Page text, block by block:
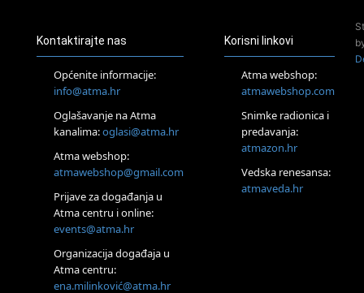
Tečaj Višeg Vodstva, razvijanja intuicije i Akaša zapisa
25.08.
Upisi u program Profesionalni hipnoterapeut — nova
generacija kreće 25.08. 2026.
Online
Visoko
Alemka Dauskardt – Jednodnevna radionica sistemskih
konstelacija
HOD PO ŽERAVICI – Seminar koji mijenja tijelo, duh i um
SoulFest – Festival glazbe, mudrosti i zajedništva
Kontaktirajte nas
Općenite informacije:
info@atma.hr
Oglašavanje na Atma
kanalima:oglasi@atma.hr
Atma webshop:
atmawebshop@gmail.com
Prijave za događanja u
Atma centru i online:
events@atma.hr
Organizacija događaja u
Atma centru:
ena.milinković@atma.hr
Korisni linkovi
Atma webshop:
atmawebshop.com
Snimke radionica i
predavanja:
atmazon.hr
Vedska renesansa:
atmaveda.hr